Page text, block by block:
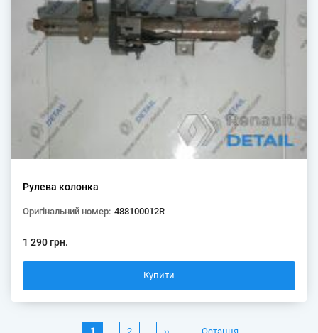
Рулева колонка
Оригінальний номер: 488100012R
1 290 грн.